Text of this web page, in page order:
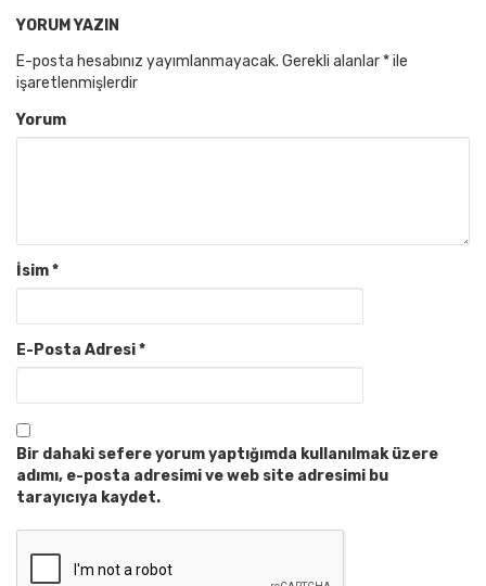
YORUM YAZIN
E-posta hesabınız yayımlanmayacak. Gerekli alanlar *ile
işaretlenmişlerdir
Yorum
İsim*
E-Posta Adresi*
Bir dahaki sefere yorum yaptığımda kullanılmak üzere
adımı, e-posta adresimi ve web site adresimi bu
tarayıcıya kaydet.